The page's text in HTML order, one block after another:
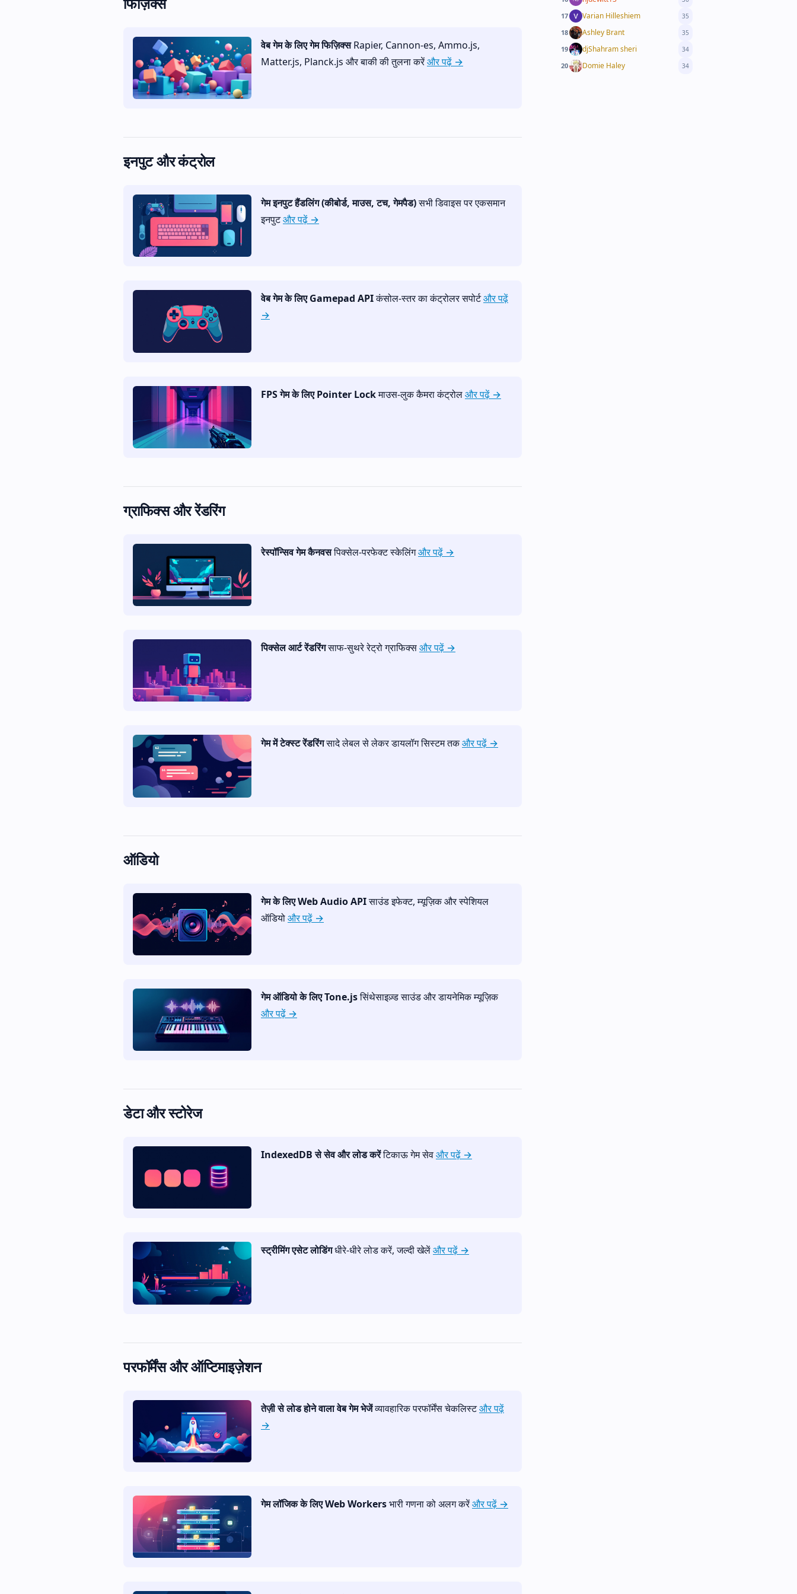
17 Varian Hilleshiem 35
18 Ashley Brant 35
19 djShahram sheri 34
20 Domie Haley 34
वेब गेम के लिए गेम फिज़िक्सRapier, Cannon-es, Ammo.js,
Matter.js, Planck.js और बाकी की तुलना करेंऔर पढ़ें →
इनपुट और कंट्रोल
गेम इनपुट हैंडलिंग (कीबोर्ड, माउस, टच, गेमपैड)सभी डिवाइस पर एकसमान
इनपुटऔर पढ़ें →
वेब गेम के लिए Gamepad APIकंसोल-स्तर का कंट्रोलर सपोर्टऔर पढ़ें
→
FPS गेम के लिए Pointer Lockमाउस-लुक कैमरा कंट्रोलऔर पढ़ें →
ग्राफिक्स और रेंडरिंग
रेस्पॉन्सिव गेम कैनवसपिक्सेल-परफेक्ट स्केलिंगऔर पढ़ें →
पिक्सेल आर्ट रेंडरिंगसाफ-सुथरे रेट्रो ग्राफिक्सऔर पढ़ें →
गेम में टेक्स्ट रेंडरिंगसादे लेबल से लेकर डायलॉग सिस्टम तकऔर पढ़ें →
ऑडियो
गेम के लिए Web Audio APIसाउंड इफेक्ट, म्यूज़िक और स्पेशियल
ऑडियोऔर पढ़ें →
गेम ऑडियो के लिए Tone.jsसिंथेसाइज़्ड साउंड और डायनेमिक म्यूज़िक
और पढ़ें →
डेटा और स्टोरेज
IndexedDB से सेव और लोड करेंटिकाऊ गेम सेवऔर पढ़ें →
स्ट्रीमिंग एसेट लोडिंगधीरे-धीरे लोड करें, जल्दी खेलेंऔर पढ़ें →
परफॉर्मेंस और ऑप्टिमाइज़ेशन
तेज़ी से लोड होने वाला वेब गेम भेजेंव्यावहारिक परफॉर्मेंस चेकलिस्टऔर पढ़ें
→
गेम लॉजिक के लिए Web Workersभारी गणना को अलग करेंऔर पढ़ें →